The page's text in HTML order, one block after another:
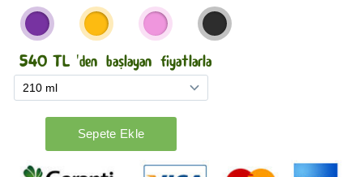
540 TL 'den başlayan fiyatlarla